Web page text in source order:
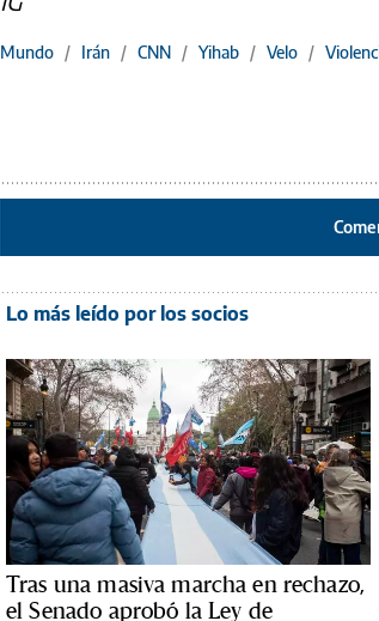
Mundo / Irán / CNN / Yihab / Velo /
Lo más leído por los socios
Tras una masiva marcha en rechazo,
el Senado aprobó la Ley de